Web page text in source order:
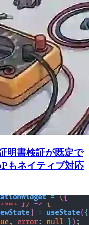
明書検証が既定で
もネイティブ対応